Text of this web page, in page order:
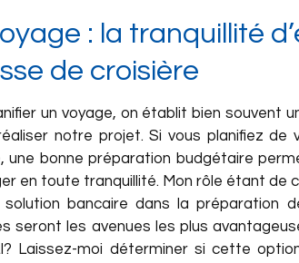
: la tranquillité
de croisière
un voyage, on établit bien souvent
notre projet. Si vous planifiez de
une bonne préparation budgétaire
en toute tranquillité. Mon rôle étant de
solution bancaire dans la préparation
seront les avenues les plus
Laissez-moi déterminer si cette